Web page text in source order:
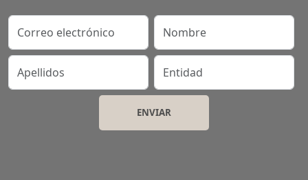
Correo electrónico Nombre
Apellidos Entidad